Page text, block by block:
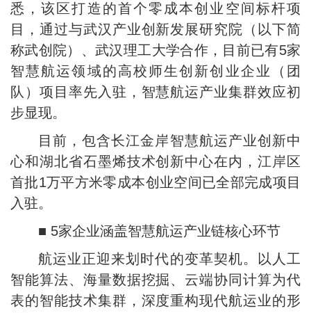
悉，该区打造的首个零成本创业空间标杆项
目，通过与武汉产业创新发展研究院（以下简
称武创院）、武汉理工大学合作，目前已有5家
智慧航运领域的高校师生创新创业企业（团
队）项目率先入驻，智慧航运产业集群效应初
步显现。
目前，包含长江金岸智慧航运产业创新中
心和湖北省石墨烯技术创新中心在内，江岸区
首批1万平方米零成本创业空间已全部完成项目
入驻。
■ 5家企业涵盖智慧航运产业链核心环节
航运业正迎来划时代的变革契机。以人工
智能算法、海量数据挖掘、云端协同计算为代
表的智能技术集群，深度重构现代航运业的形